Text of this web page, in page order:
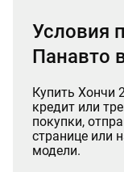
Условия
Панавто
Купить Хончи
кредит или
покупки,
странице или
модели.